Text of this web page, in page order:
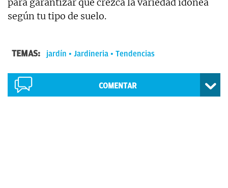
según tu tipo de suelo.
TEMAS: jardín Jardineria Tendencias
COMENTAR